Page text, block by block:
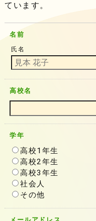
ています。
名前
氏名
高校名
学年
高校1年生
高校2年生
高校3年生
社会人
その他